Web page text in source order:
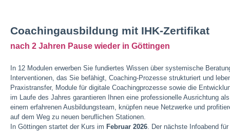
Coachingausbildung mit IHK-Zertifikat
nach 2 Jahren Pause wieder in Göttingen
In 12 Modulen erwerben Sie fundiertes Wissen über systemische
Interventionen, das Sie befähigt, Coaching-Prozesse strukturiert und
Praxistransfer, Module für digitale Coachingprozesse sowie die
im Laufe des Jahres garantieren Ihnen eine professionelle Ausrichtung
einem erfahrenen Ausbildungsteam, knüpfen neue Netzwerke und
auf dem Weg zu neuen beruflichen Stationen.
In Göttingen startet der Kurs im Februar 2026. Der nächste Infoabend